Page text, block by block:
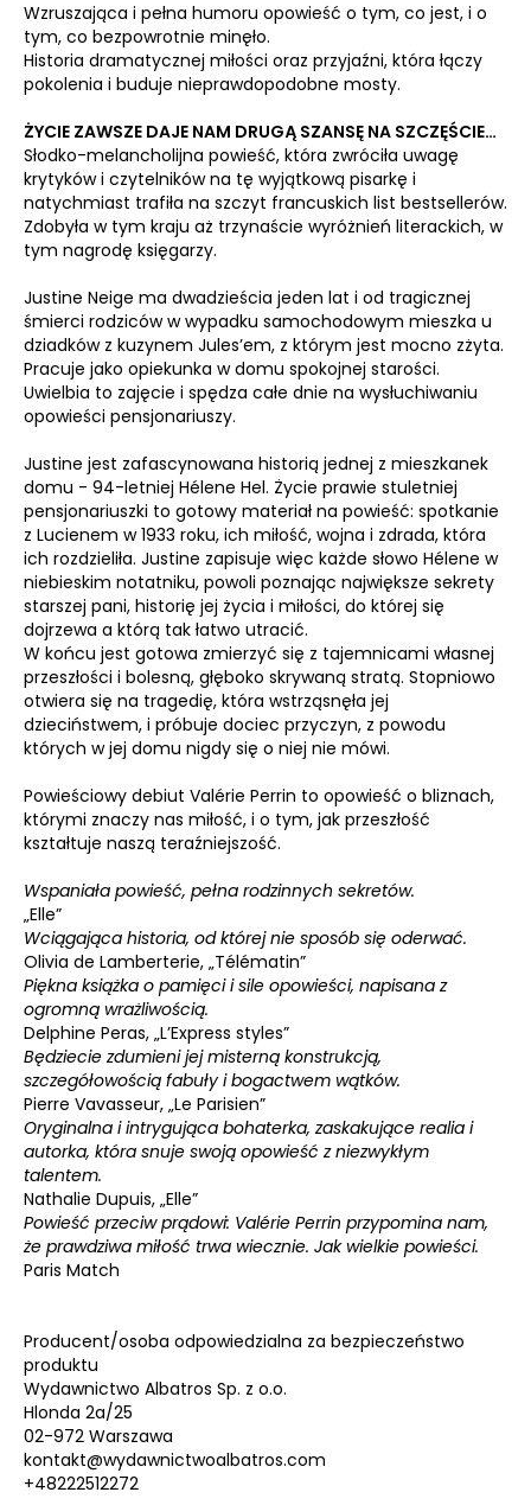
Wzruszająca i pełna humoru opowieść o tym, co jest, i o
tym, co bezpowrotnie minęło.
Historia dramatycznej miłości oraz przyjaźni, która łączy
pokolenia i buduje nieprawdopodobne mosty.
ŻYCIE ZAWSZE DAJE NAM DRUGĄ SZANSĘ NA SZCZĘŚCIE…
Słodko-melancholijna powieść, która zwróciła uwagę
krytyków i czytelników na tę wyjątkową pisarkę i
natychmiast trafiła na szczyt francuskich list bestsellerów.
Zdobyła w tym kraju aż trzynaście wyróżnień literackich, w
tym nagrodę księgarzy.
Justine Neige ma dwadzieścia jeden lat i od tragicznej
śmierci rodziców w wypadku samochodowym mieszka u
dziadków z kuzynem Jules’em, z którym jest mocno zżyta.
Pracuje jako opiekunka w domu spokojnej starości.
Uwielbia to zajęcie i spędza całe dnie na wysłuchiwaniu
opowieści pensjonariuszy.
Justine jest zafascynowana historią jednej z mieszkanek
domu - 94-letniej Hélene Hel. Życie prawie stuletniej
pensjonariuszki to gotowy materiał na powieść: spotkanie
z Lucienem w 1933 roku, ich miłość, wojna i zdrada, która
ich rozdzieliła. Justine zapisuje więc każde słowo Hélene w
niebieskim notatniku, powoli poznając największe sekrety
starszej pani, historię jej życia i miłości, do której się
dojrzewa a którą tak łatwo utracić.
W końcu jest gotowa zmierzyć się z tajemnicami własnej
przeszłości i bolesną, głęboko skrywaną stratą. Stopniowo
otwiera się na tragedię, która wstrząsnęła jej
dzieciństwem, i próbuje dociec przyczyn, z powodu
których w jej domu nigdy się o niej nie mówi.
Powieściowy debiut Valérie Perrin to opowieść o bliznach,
którymi znaczy nas miłość, i o tym, jak przeszłość
kształtuje naszą teraźniejszość.
Wspaniała powieść, pełna rodzinnych sekretów.
„Elle”
Wciągająca historia, od której nie sposób się oderwać.
Olivia de Lamberterie, „Télématin”
Piękna książka o pamięci i sile opowieści, napisana z
ogromną wrażliwością.
Delphine Peras, „L’Express styles”
Będziecie zdumieni jej misterną konstrukcją,
szczegółowością fabuły i bogactwem wątków.
Pierre Vavasseur, „Le Parisien”
Oryginalna i intrygująca bohaterka, zaskakujące realia i
autorka, która snuje swoją opowieść z niezwykłym
talentem.
Nathalie Dupuis, „Elle”
Powieść przeciw prądowi: Valérie Perrin przypomina nam,
że prawdziwa miłość trwa wiecznie. Jak wielkie powieści.
Paris Match
Producent/osoba odpowiedzialna za bezpieczeństwo
produktu
Wydawnictwo Albatros Sp. z o.o.
Hlonda 2a/25
02-972 Warszawa
kontakt@wydawnictwoalbatros.com
+48222512272